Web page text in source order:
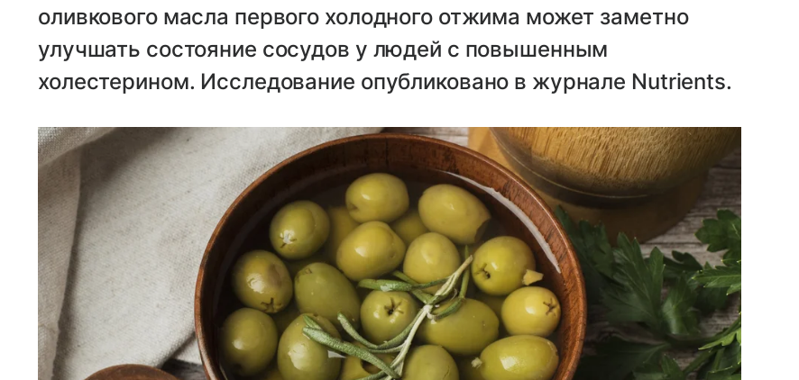
оливкового масла первого холодного отжима может заметно
улучшать состояние сосудов у людей с повышенным
холестерином. Исследование опубликовано в журнале Nutrients.